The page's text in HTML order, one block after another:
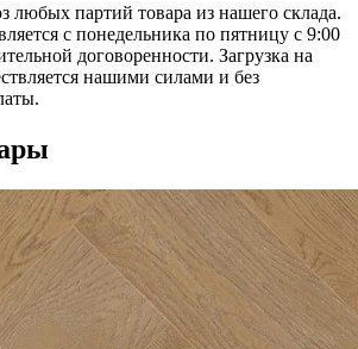
любых партий товара из нашего склада.
с понедельника по пятницу с 9:00
договоренности. Загрузка на
нашими силами и без